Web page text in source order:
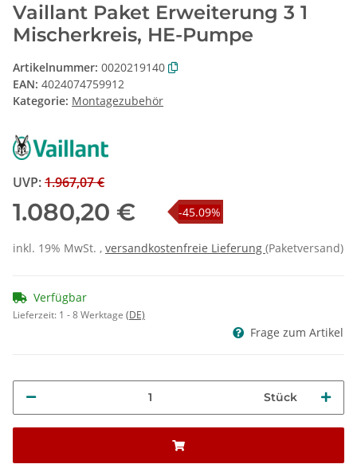
Vaillant Paket Erweiterung 3 1
Mischerkreis, HE-Pumpe
Artikelnummer: 0020219140
EAN: 4024074759912
Kategorie: Montagezubehör
UVP:1.967,07 €
-45.09%
1.080,20 €
inkl. 19% MwSt. , versandkostenfreie Lieferung (Paketversand)
Verfügbar
Lieferzeit: 1 - 8 Werktage (DE)
Frage zum Artikel
Stück